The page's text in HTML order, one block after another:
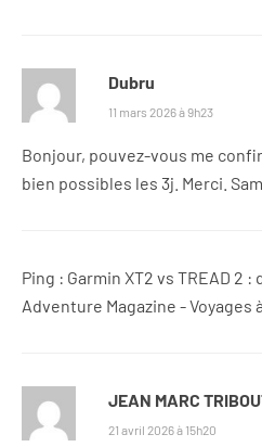
Dubru
11 mars 2026 à 9h23
Bonjour, pouvez-vous me
bien possibles les 3j. Merci. Sam
Ping : Garmin XT2 vs TREAD 2 :
Adventure Magazine - Voyages
JEAN MARC
21 avril 2026 à 15h20